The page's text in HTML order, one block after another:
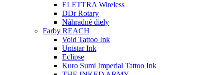
ELETTRA Wireless
DDr Rotary
Náhradné diely
Farby REACH
Void Tattoo Ink
Unistar Ink
Eclipse
Kuro Sumi Imperial Tattoo Ink